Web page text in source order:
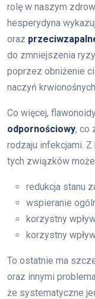
rolę w naszym
hesperydyna
oraz
do zmniejszenia
poprzez obniżenie
naczyń
Co więcej,
odpornościowy, co
rodzaju infekcjami.
tych związków
redukcja stanu
wspieranie
korzystny
korzystny
To ostatnie ma
oraz innymi
że systematyczne